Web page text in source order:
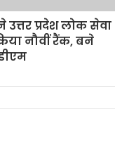
प्रदेश लोक सेवा
नौवीं रैंक, बने